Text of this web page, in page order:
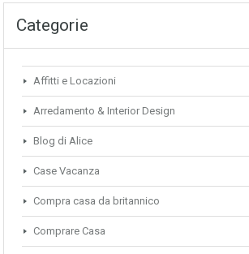
Categorie
Affitti e Locazioni
Arredamento & Interior Design
Blog di Alice
Case Vacanza
Compra casa da britannico
Comprare Casa